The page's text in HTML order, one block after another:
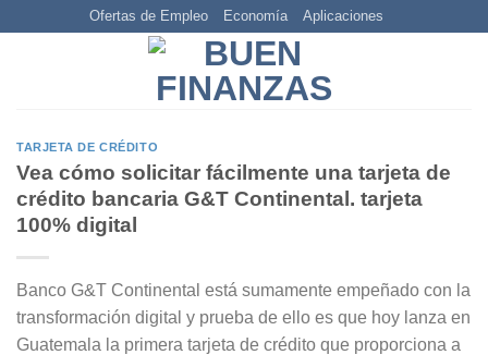
Ofertas de Empleo Economía Aplicaciones
TARJETA DE CRÉDITO
Vea cómo solicitar fácilmente una tarjeta de
crédito bancaria G&T Continental. tarjeta
100% digital
Banco G&T Continental está sumamente empeñado con la
transformación digital y prueba de ello es que hoy lanza en
Guatemala la primera tarjeta de crédito que proporciona a